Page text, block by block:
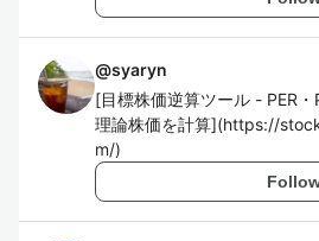
@syaryn
[目標株価逆算ツール - PER
理論株価を計算](https://
m/)